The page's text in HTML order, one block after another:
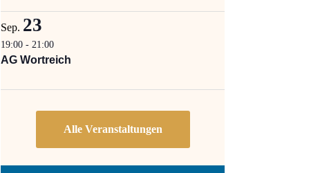
Sep. 23
19:00 - 21:00
AG Wortreich